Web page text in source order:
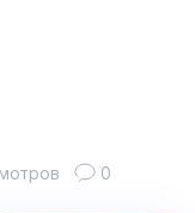
0